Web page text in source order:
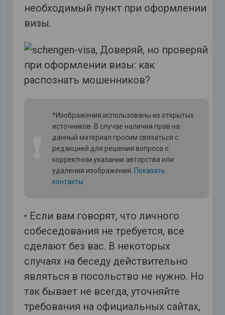
необходимый пункт при оформлении
визы.
*Изображения использованы из открытых
источников. В случае наличия прав на
данный материал просим связаться с
редакцией для решения вопроса о
корректном указании авторства или
удаления изображения. Показать
контакты
• Если вам говорят, что личного
собеседования не требуется, все
сделают без вас. В некоторых
случаях на беседу действительно
являться в посольство не нужно. Но
так бывает не всегда, уточняйте
требования на официальных сайтах,